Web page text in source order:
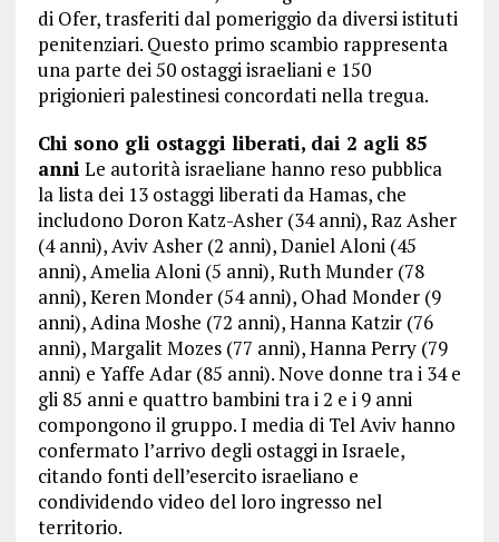
di Ofer, trasferiti dal pomeriggio da diversi istituti
penitenziari. Questo primo scambio rappresenta
una parte dei 50 ostaggi israeliani e 150
prigionieri palestinesi concordati nella tregua.
Chi sono gli ostaggi liberati, dai 2 agli 85
anni Le autorità israeliane hanno reso pubblica
la lista dei 13 ostaggi liberati da Hamas, che
includono Doron Katz-Asher (34 anni), Raz Asher
(4 anni), Aviv Asher (2 anni), Daniel Aloni (45
anni), Amelia Aloni (5 anni), Ruth Munder (78
anni), Keren Monder (54 anni), Ohad Monder (9
anni), Adina Moshe (72 anni), Hanna Katzir (76
anni), Margalit Mozes (77 anni), Hanna Perry (79
anni) e Yaffe Adar (85 anni). Nove donne tra i 34 e
gli 85 anni e quattro bambini tra i 2 e i 9 anni
compongono il gruppo. I media di Tel Aviv hanno
confermato l’arrivo degli ostaggi in Israele,
citando fonti dell’esercito israeliano e
condividendo video del loro ingresso nel
territorio.